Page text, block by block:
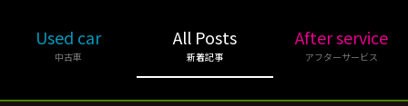
Used car
中古車
All Posts
新着記事
After service
アフターサービス